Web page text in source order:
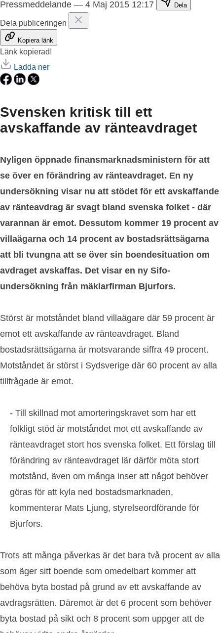
Pressmeddelande — 4 Maj 2015 12:17 Dela
Dela publiceringen
Kopiera länk
Länk kopierad!
Ladda ner
Svensken kritisk till ett
avskaffande av ränteavdraget
Nyligen öppnade finansmarknadsministern för att
se över en förändring av ränteavdraget. En ny
undersökning visar nu att stödet för ett avskaffande
av ränteavdrag är svagt bland svenska folket - där
varannan är emot. Dessutom kommer 19 procent av
villaägarna och 14 procent av bostadsrättsägarna
att bli tvungna att se över sin boendesituation om
avdraget avskaffas. Det visar en ny Sifo-
undersökning från mäklarfirman Bjurfors.
Störst är motståndet bland villaägare där 59 procent är
emot ett avskaffande av ränteavdraget. Bland
bostadsrättsägarna är motsvarande siffra 49 procent.
Motståndet är störst i Sydsverige där 60 procent av alla
tillfrågade är emot.
- Till skillnad mot amorteringskravet som har ett
folkligt stöd är motståndet mot ett avskaffande av
ränteavdraget stort hos svenska folket. Ett förslag till
förändring av ränteavdraget lär därför möta stort
motstånd, även om många inser att något behöver
göras för att kyla ned bostadsmarknaden,
kommenterar Mats Ljung, styrelseordförande för
Bjurfors.
Trots att många påverkas är det bara två procent av alla
som äger sitt boende som omedelbart kommer att
behöva byta bostad på grund av ett avskaffande av
avdragsrätten. Däremot är det 6 procent som behöver
byta bostad på sikt och 8 procent som uppger att de